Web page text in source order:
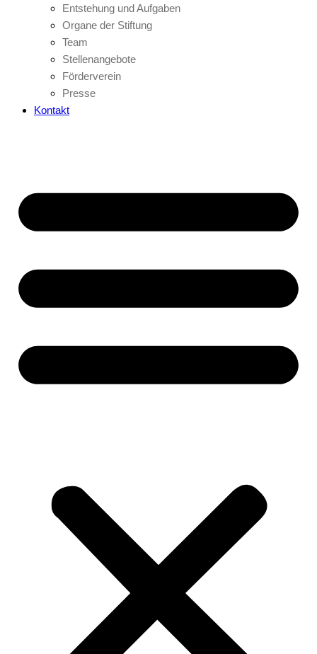
Entstehung und Aufgaben
Organe der Stiftung
Team
Stellenangebote
Förderverein
Presse
Kontakt